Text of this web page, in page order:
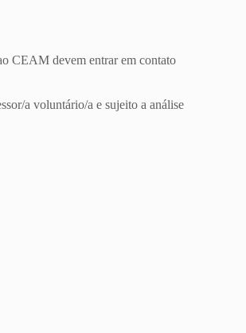
CEAM devem entrar em contato
a voluntário/a e sujeito a análise